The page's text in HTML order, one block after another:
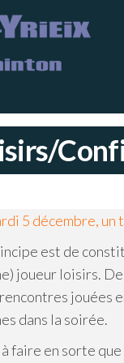
5 décembre,
est de
joueur loisirs.
jouées
dans la soirée.
faire en sorte